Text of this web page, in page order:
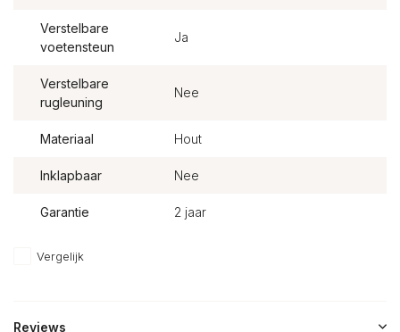
Verstelbare
voetensteun
Ja
Verstelbare
rugleuning
Nee
Materiaal Hout
Inklapbaar Nee
Garantie 2 jaar
Vergelijk
Reviews